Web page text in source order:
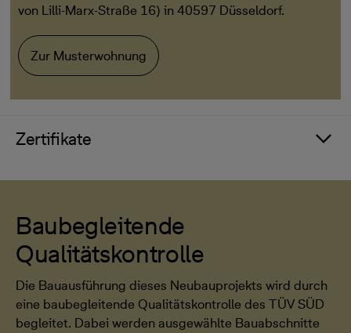
von Lilli-Marx-Straße 16) in 40597 Düsseldorf.
Zur Musterwohnung
Zertifikate
Baubegleitende
Qualitätskontrolle
Die Bauausführung dieses Neubauprojekts wird durch
eine baubegleitende Qualitätskontrolle des TÜV SÜD
begleitet. Dabei werden ausgewählte Bauabschnitte